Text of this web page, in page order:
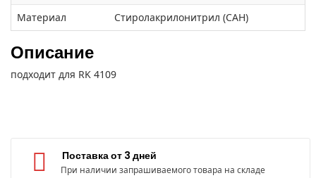
Материал
Стиролакрилонитрил (САН)
Описание
подходит для RK 4109
Поставка от 3 дней
При наличии запрашиваемого товара на складе